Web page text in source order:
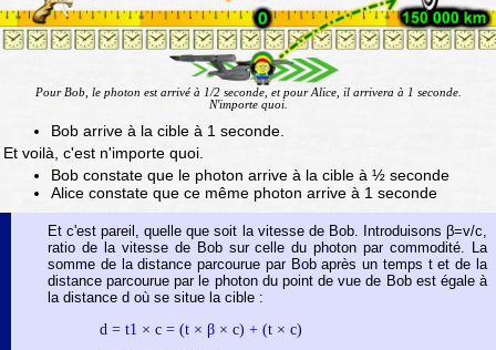
Pour Bob, le photon est arrivé à 1/2 seconde, et pour Alice, il arrivera à 1 seconde.
N'importe quoi.
Bob arrive à la cible à 1 seconde.
Et voilà, c'est n'importe quoi.
Bob constate que le photon arrive à la cible à ½ seconde
Alice constate que ce même photon arrive à 1 seconde
Et c'est pareil, quelle que soit la vitesse de Bob. Introduisons β=v/c,
ratio de la vitesse de Bob sur celle du photon par commodité. La
somme de la distance parcourue par Bob après un temps t et de la
distance parcourue par le photon du point de vue de Bob est égale à
la distance d où se situe la cible :
d = t1 × c = (t × β × c) + (t × c)